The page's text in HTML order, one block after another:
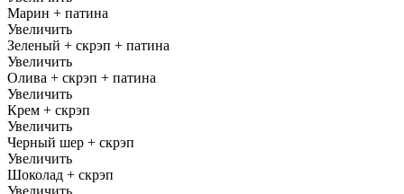
Марин + патина
Увеличить
Зеленый + скрэп + патина
Увеличить
Олива + скрэп + патина
Увеличить
Крем + скрэп
Увеличить
Черный шер + скрэп
Увеличить
Шоколад + скрэп